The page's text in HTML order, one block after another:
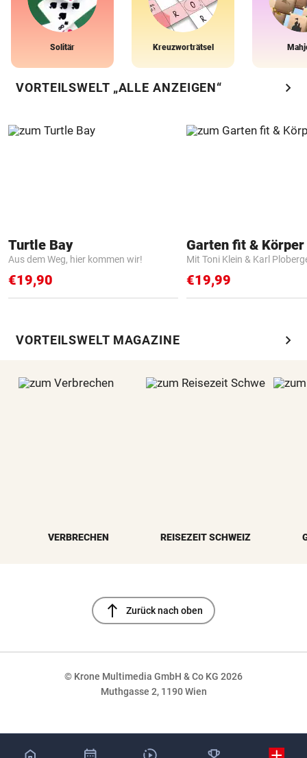
Solitär Kreuzworträtsel
VORTEILSWELT „ALLE ANZEIGEN“ chevron_right
Turtle Bay
Aus dem Weg, hier kommen wir!
€19,90
Garten fit &
Mit Toni Klein & Karl
€19,99
VORTEILSWELT MAGAZINE chevron_right
VERBRECHEN REISEZEIT SCHWEIZ
north Zurück nach oben
© Krone Multimedia GmbH & Co KG 2026
Muthgasse 2, 1190 Wien
NaN%